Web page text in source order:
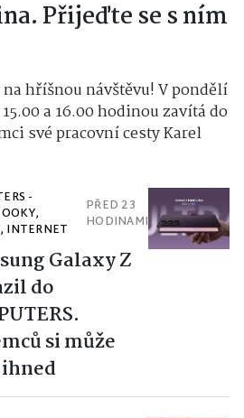
Přijeďte se s ním
hříšnou návštěvu! V pondělí
a 16.00 hodinou zavítá do
své pracovní cesty Karel
-
INTERNET
PŘED 23
HODINAMI
Galaxy Z
do
si může